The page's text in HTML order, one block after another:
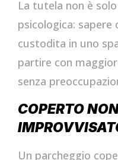
La tutela non è
psicologica: sapere
custodita in uno
partire con
senza
COPERTO
Un parcheggio